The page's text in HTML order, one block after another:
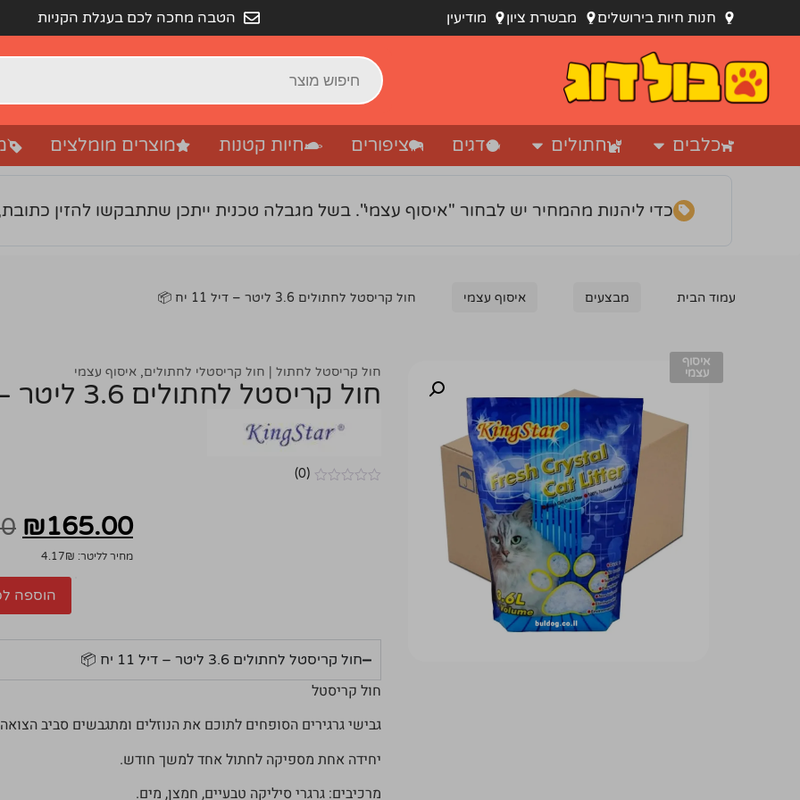
חנות חיות בירושלים מבשרת ציון מודיעין הטבה מחכה לכם בעגלת הקניות
כלבים חתולים דגים ציפורים חיות קטנות מוצרים מומלצים
כדי ליהנות מהמחיר יש לבחור "איסוף עצמי". בשל מגבלה טכנית ייתכן שתתבקשו להזין
עמוד הבית מבצעים איסוף עצמי חול קריסטל לחתולים 3.6 ליטר – דיל 11 יח 📦
איסוף
עצמי
חול קריסטל לחתול | חול קריסטלי לחתולים, איסוף עצמי
חול קריסטל לחתולים 3.6 ליטר – דיל 11 יח 📦
(0)
₪165.00
מחיר לליטר: 4.17₪
הוספה
חול קריסטל לחתולים 3.6 ליטר – דיל 11 יח 📦
חול קריסטל
גבישי גרגירים הסופחים לתוכם את הנוזלים ומתגבשים סביב
יחידה אחת מספיקה לחתול אחד למשך חודש.
מרכיבים: גרגרי סיליקה טבעיים, חמצן, מים.